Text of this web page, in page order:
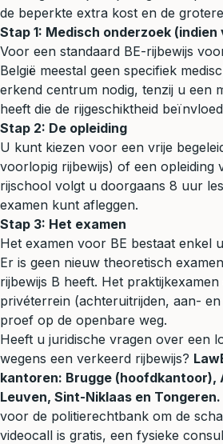
de beperkte extra kost en de
Stap 1: Medisch onderzoek
Voor een standaard BE-rijbewijs
België meestal geen specifiek
erkend centrum nodig, tenzij u een
heeft die de rijgeschiktheid
Stap 2: De opleiding
U kunt kiezen voor een vrije
voorlopig rijbewijs) of een opleiding
rijschool volgt u doorgaans 8 uur
examen kunt afleggen.
Stap 3: Het examen
Het examen voor BE bestaat enkel
Er is geen nieuw theoretisch
rijbewijs B heeft. Het
privéterrein (achteruitrijden, aan-
proef op de openbare weg.
Heeft u juridische vragen over een
wegens een verkeerd rijbewijs?
kantoren: Brugge (hoofdkantoor),
Leuven, Sint-Niklaas en Tongeren.
voor de politierechtbank om de
videocall is gratis, een fysieke